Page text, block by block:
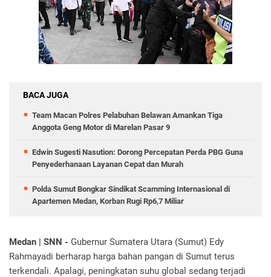
BACA JUGA
Team Macan Polres Pelabuhan Belawan Amankan Tiga
Anggota Geng Motor di Marelan Pasar 9
Edwin Sugesti Nasution: Dorong Percepatan Perda PBG Guna
Penyederhanaan Layanan Cepat dan Murah
Polda Sumut Bongkar Sindikat Scamming Internasional di
Apartemen Medan, Korban Rugi Rp6,7 Miliar
Medan | SNN - Gubernur Sumatera Utara (Sumut) Edy
Rahmayadi berharap harga bahan pangan di Sumut terus
terkendali. Apalagi, peningkatan suhu global sedang terjadi